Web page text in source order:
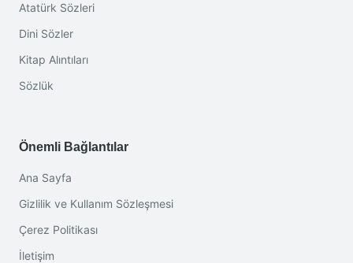
Atatürk Sözleri
Dini Sözler
Kitap Alıntıları
Sözlük
Önemli Bağlantılar
Ana Sayfa
Gizlilik ve Kullanım Sözleşmesi
Çerez Politikası
İletişim